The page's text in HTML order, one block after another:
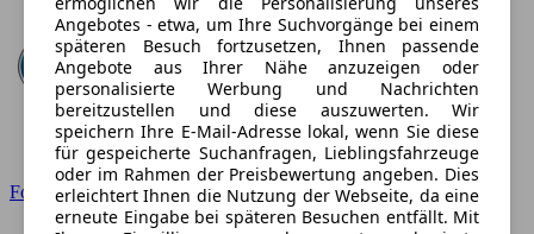
Ford
Angebotes - etwa, um Ihre Suchvorgänge bei einem
späteren Besuch fortzusetzen, Ihnen passende
Angebote aus Ihrer Nähe anzuzeigen oder
personalisierte Werbung und Nachrichten
bereitzustellen und diese auszuwerten. Wir
speichern Ihre E-Mail-Adresse lokal, wenn Sie diese
für gespeicherte Suchanfragen, Lieblingsfahrzeuge
oder im Rahmen der Preisbewertung angeben. Dies
erleichtert Ihnen die Nutzung der Webseite, da eine
erneute Eingabe bei späteren Besuchen entfällt. Mit